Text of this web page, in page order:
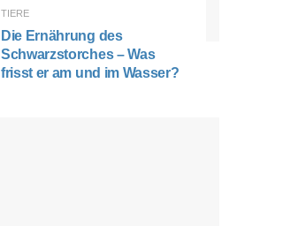
TIERE
Die Ernährung des
Schwarzstorches – Was
frisst er am und im Wasser?